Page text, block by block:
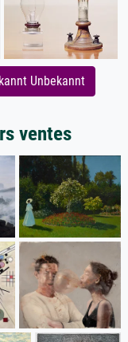
Unbekannt
ventes